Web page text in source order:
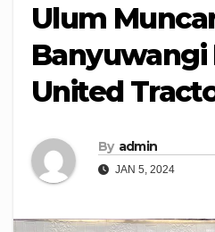
Ulum
Banyuwangi
United
By admin
JAN 5, 2024